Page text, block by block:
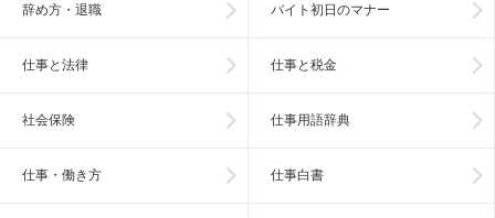
辞め方・退職 バイト初日のマナー
仕事と法律 仕事と税金
社会保険 仕事用語辞典
仕事・働き方 仕事白書